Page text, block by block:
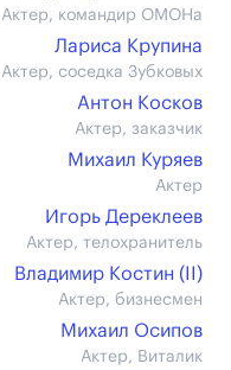
Актер, командир ОМОНа
Лариса Крупина
Актер, соседка Зубковых
Антон Косков
Актер, заказчик
Михаил Куряев
Актер
Игорь Дереклеев
Актер, телохранитель
Владимир Костин (II)
Актер, бизнесмен
Михаил Осипов
Актер, Виталик